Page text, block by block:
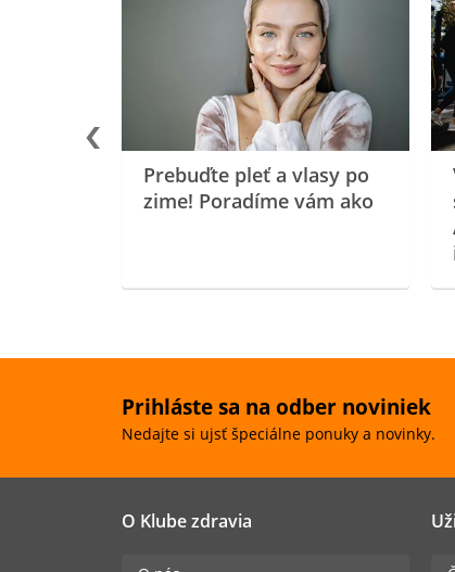
Prebuďte pleť a vlasy po
zime! Poradíme vám ako
Prihláste sa na odber noviniek
Nedajte si ujsť špeciálne ponuky a novinky.
O Klube zdravia